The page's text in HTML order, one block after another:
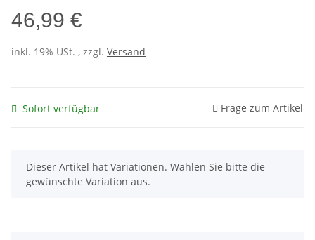
46,99 €
inkl. 19% USt. , zzgl. Versand
Sofort verfügbar Frage zum Artikel
x
Dieser Artikel hat Variationen. Wählen Sie bitte die
gewünschte Variation aus.